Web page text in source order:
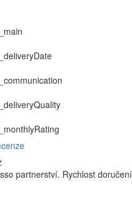
partnerství. Rychlost